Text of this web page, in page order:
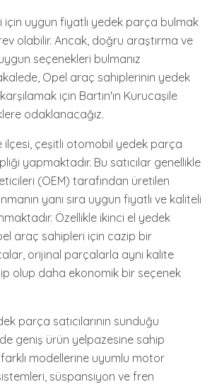
için uygun fiyatlı yedek parça bulmak
olabilir. Ancak, doğru araştırma ve
seçenekleri bulmanız
Opel araç sahiplerinin yedek
için Bartın'ın Kurucaşile
odaklanacağız.
ilçesi, çeşitli otomobil yedek parça
yapmaktadır. Bu satıcılar genellikle
(OEM) tarafından üretilen
yanı sıra uygun fiyatlı ve kaliteli
Özellikle ikinci el yedek
araç sahipleri için cazip bir
orijinal parçalarla aynı kalite
olup daha ekonomik bir seçenek
parça satıcılarının sunduğu
geniş ürün yelpazesine sahip
farklı modellerine uyumlu motor
süspansiyon ve fren